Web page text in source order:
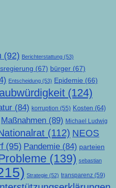
(92) Berichterstattung (53)
(67) bürger (67)
Entscheidung (53) Epidemie (66)
(124)
(84) korruption (55) Kosten (64)
Maßnahmen (89) Michael Ludwig
(112) NEOS
(95) Pandemie (84) parteien
(139) sebastian
Strategie (52) transparenz (59)